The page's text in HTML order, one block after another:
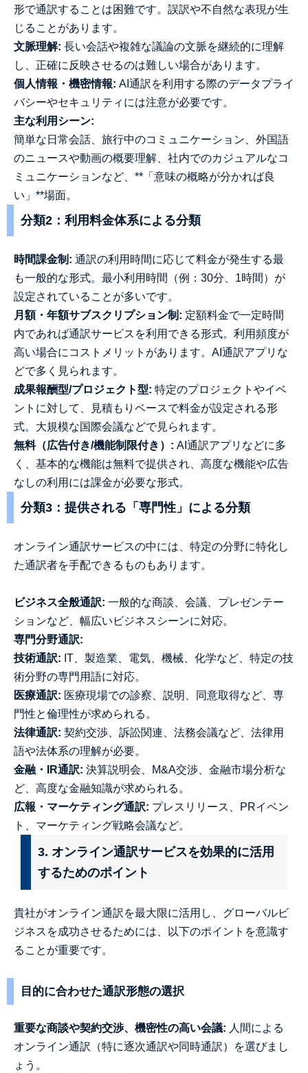
形で通訳することは困難です。誤訳や不自然な表現が生
じることがあります。
文脈理解: 長い会話や複雑な議論の文脈を継続的に理解
し、正確に反映させるのは難しい場合があります。
個人情報・機密情報: AI通訳を利用する際のデータプライ
バシーやセキュリティには注意が必要です。
主な利用シーン:
簡単な日常会話、旅行中のコミュニケーション、外国語
のニュースや動画の概要理解、社内でのカジュアルなコ
ミュニケーションなど、**「意味の概略が分かれば良
い」**場面。
分類2：利用料金体系による分類
時間課金制: 通訳の利用時間に応じて料金が発生する最
も一般的な形式。最小利用時間（例：30分、1時間）が
設定されていることが多いです。
月額・年額サブスクリプション制: 定額料金で一定時間
内であれば通訳サービスを利用できる形式。利用頻度が
高い場合にコストメリットがあります。AI通訳アプリな
どで多く見られます。
成果報酬型/プロジェクト型: 特定のプロジェクトやイベ
ントに対して、見積もりベースで料金が設定される形
式。大規模な国際会議などで見られます。
無料（広告付き/機能制限付き）: AI通訳アプリなどに多
く、基本的な機能は無料で提供され、高度な機能や広告
なしの利用には課金が必要な形式。
分類3：提供される「専門性」による分類
オンライン通訳サービスの中には、特定の分野に特化し
た通訳者を手配できるものもあります。
ビジネス全般通訳: 一般的な商談、会議、プレゼンテー
ションなど、幅広いビジネスシーンに対応。
専門分野通訳:
技術通訳: IT、製造業、電気、機械、化学など、特定の技
術分野の専門用語に対応。
医療通訳: 医療現場での診察、説明、同意取得など、専
門性と倫理性が求められる。
法律通訳: 契約交渉、訴訟関連、法務会議など、法律用
語や法体系の理解が必要。
金融・IR通訳: 決算説明会、M&A交渉、金融市場分析な
ど、高度な金融知識が求められる。
広報・マーケティング通訳: プレスリリース、PRイベン
ト、マーケティング戦略会議など。
3. オンライン通訳サービスを効果的に活用
するためのポイント
貴社がオンライン通訳を最大限に活用し、グローバルビ
ジネスを成功させるためには、以下のポイントを意識す
ることが重要です。
目的に合わせた通訳形態の選択
重要な商談や契約交渉、機密性の高い会議: 人間による
オンライン通訳（特に逐次通訳や同時通訳）を選びまし
ょう。